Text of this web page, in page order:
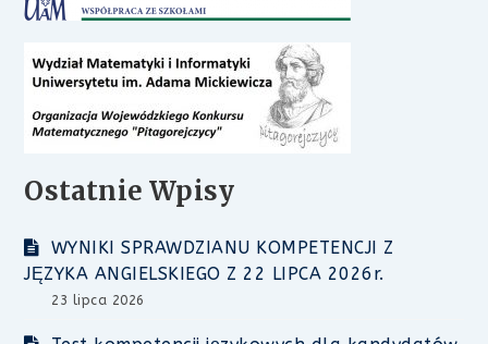
Ostatnie Wpisy
WYNIKI SPRAWDZIANU KOMPETENCJI Z
JĘZYKA ANGIELSKIEGO Z 22 LIPCA 2026r.
23 lipca 2026